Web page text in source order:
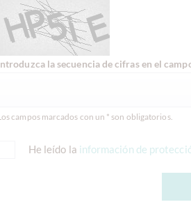
la secuencia de cifras en el
campos marcados con un * son obligatorios.
He leído la información de